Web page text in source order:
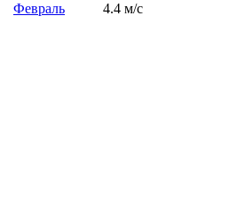
Февраль
4.4 м/с